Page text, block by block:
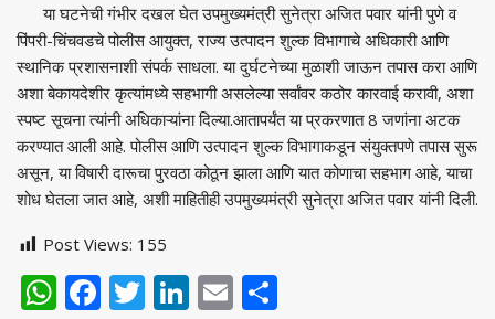
या घटनेची गंभीर दखल घेत उपमुख्यमंत्री सुनेत्रा अजित पवार यांनी पुणे व
पिंपरी-चिंचवडचे पोलीस आयुक्त, राज्य उत्पादन शुल्क विभागाचे अधिकारी आणि
स्थानिक प्रशासनाशी संपर्क साधला. या दुर्घटनेच्या मुळाशी जाऊन तपास करा आणि
अशा बेकायदेशीर कृत्यांमध्ये सहभागी असलेल्या सर्वांवर कठोर कारवाई करावी, अशा
स्पष्ट सूचना त्यांनी अधिकाऱ्यांना दिल्या.आतापर्यंत या प्रकरणात 8 जणांना अटक
करण्यात आली आहे. पोलीस आणि उत्पादन शुल्क विभागाकडून संयुक्तपणे तपास सुरू
असून, या विषारी दारूचा पुरवठा कोठून झाला आणि यात कोणाचा सहभाग आहे, याचा
शोध घेतला जात आहे, अशी माहितीही उपमुख्यमंत्री सुनेत्रा अजित पवार यांनी दिली.
Post Views: 155
WhatsApp
Facebook
Twitter
LinkedIn
Email